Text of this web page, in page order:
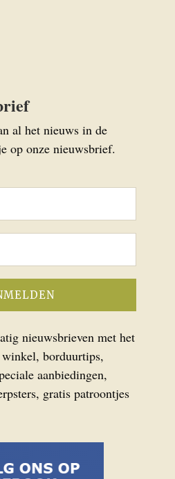
al het nieuws in de
op onze nieuwsbrief.
nieuwsbrieven met het
borduurtips,
aanbiedingen,
gratis patroontjes